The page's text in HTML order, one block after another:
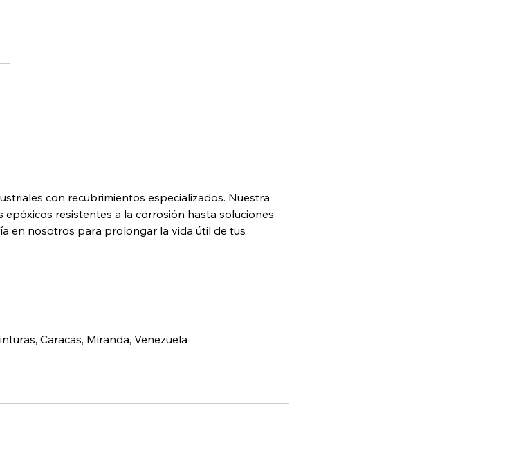
con recubrimientos especializados. Nuestra
resistentes a la corrosión hasta soluciones
en nosotros para prolongar la vida útil de tus
Caracas, Miranda, Venezuela